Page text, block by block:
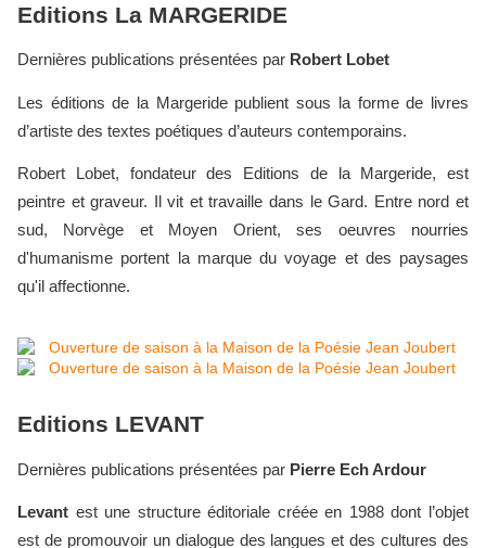
Editions La MARGERIDE
Dernières publications présentées par Robert Lobet
Les éditions de la Margeride publient sous la forme de livres
d’artiste des textes poétiques d’auteurs contemporains.
Robert Lobet, fondateur des Editions de la Margeride, est
peintre et graveur. Il vit et travaille dans le Gard. Entre nord et
sud, Norvège et Moyen Orient, ses oeuvres nourries
d'humanisme portent la marque du voyage et des paysages
qu'il affectionne.
Editions LEVANT
Dernières publications présentées par Pierre Ech Ardour
Levant est une structure éditoriale créée en 1988 dont l’objet
est de promouvoir un dialogue des langues et des cultures des